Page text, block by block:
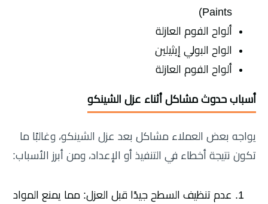
Paints)
ألواح الفوم العازلة
الواح البولي إيثيلين
ألواح الفوم العازلة
أسباب حدوث مشاكل أثناء عزل الشينكو
يواجه بعض العملاء مشاكل بعد عزل الشينكو، وغالبًا ما
تكون نتيجة أخطاء في التنفيذ أو الإعداد، ومن أبرز الأسباب:
عدم تنظيف السطح جيدًا قبل العزل: مما يمنع المواد